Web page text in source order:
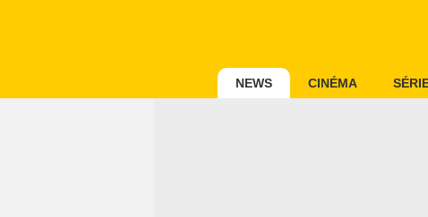
NEWS CINÉMA